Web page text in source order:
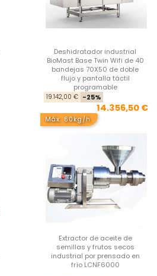
Deshidratador industrial
BioMast Base Twin Wifi de 40
bandejas 70X50 de doble
flujo y pantalla táctil
programable
19.142,00 € -25%
14.356,50 €
Máx. 60kg/h
Extractor de aceite de
semillas y frutos secos
industrial por prensado en
frío LCNF6000